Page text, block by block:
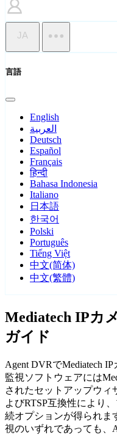
JA
言語
English
العربية
Deutsch
Español
Français
हिन्दी
Bahasa Indonesia
Italiano
日本語
한국어
Polski
Português
Tiếng Việt
中文(简体)
中文(繁體)
Mediatech IPカ
ガイド
Agent DVRでMediatech
監視ソフトウェアには
されたセットアップウィ
よびRTSP互換性により
続オプションが得られま
視のいずれであっても、